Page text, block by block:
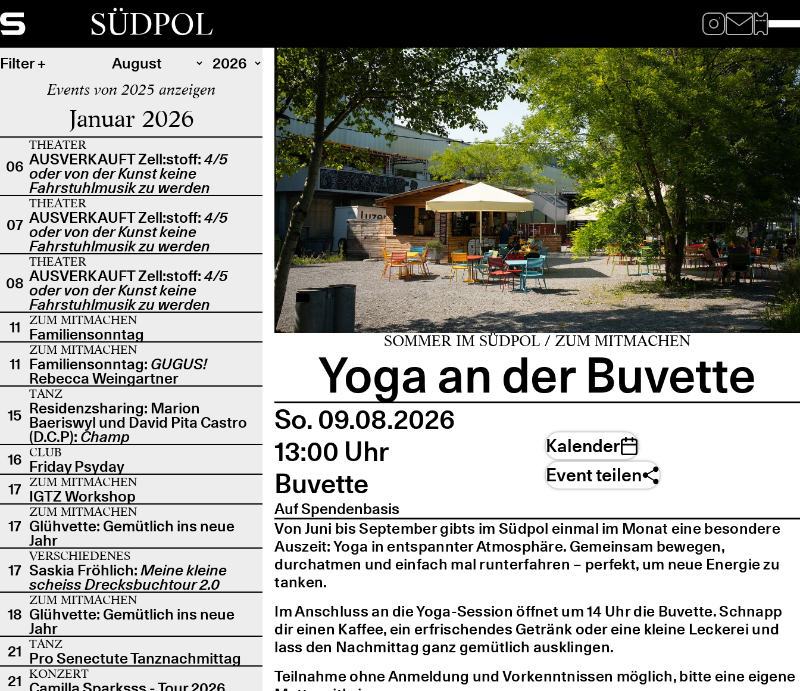
SÜDPOL
Filter
Events von 2025 anzeigen
Januar 2026
06
THEATER
AUSVERKAUFT Zell:stoff: 4/5
oder von der Kunst keine
Fahrstuhlmusik zu werden
07
THEATER
AUSVERKAUFT Zell:stoff: 4/5
oder von der Kunst keine
Fahrstuhlmusik zu werden
08
THEATER
AUSVERKAUFT Zell:stoff: 4/5
oder von der Kunst keine
Fahrstuhlmusik zu werden
11
ZUM MITMACHEN
Familiensonntag
11
ZUM MITMACHEN
Familiensonntag: GUGUS!
Rebecca Weingartner
15
TANZ
Residenzsharing: Marion
Baeriswyl und David Pita Castro
(D.C.P): Champ
16 CLUB
Friday Psyday
17 ZUM MITMACHEN
IGTZ Workshop
17
ZUM MITMACHEN
Glühvette: Gemütlich ins neue
Jahr
17
VERSCHIEDENES
Saskia Fröhlich: Meine kleine
scheiss Drecksbuchtour 2.0
18
ZUM MITMACHEN
Glühvette: Gemütlich ins neue
Jahr
21 TANZ
Pro Senectute Tanznachmittag
21 KONZERT
SOMMER IM SÜDPOL / ZUM MITMACHEN
Yoga an der Buvette
So. 09.08.2026
13:00 Uhr
Buvette
Auf Spendenbasis
Kalender
Event teilen
Von Juni bis September gibts im Südpol einmal im Monat eine besondere
Auszeit: Yoga in entspannter Atmosphäre. Gemeinsam bewegen,
durchatmen und einfach mal runterfahren – perfekt, um neue Energie zu
tanken.
Im Anschluss an die Yoga-Session öffnet um 14 Uhr die Buvette. Schnapp
dir einen Kaffee, ein erfrischendes Getränk oder eine kleine Leckerei und
lass den Nachmittag ganz gemütlich ausklingen.
Teilnahme ohne Anmeldung und Vorkenntnissen möglich, bitte eine eigene